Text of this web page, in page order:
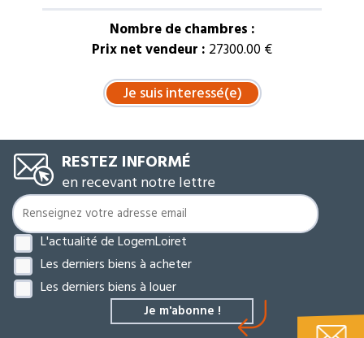
Nombre de chambres :
Prix net vendeur : 27300.00 €
RESTEZ INFORMÉ
en recevant notre lettre
L'actualité de LogemLoiret
Les derniers biens à acheter
Les derniers biens à louer